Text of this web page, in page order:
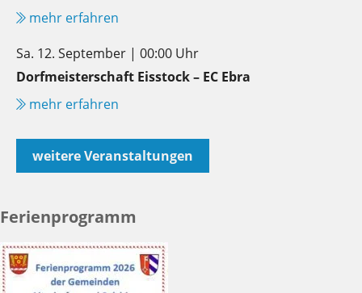
mehr erfahren
Sa. 12. September | 00:00 Uhr
Dorfmeisterschaft Eisstock – EC Ebra
mehr erfahren
weitere Veranstaltungen
Ferienprogramm